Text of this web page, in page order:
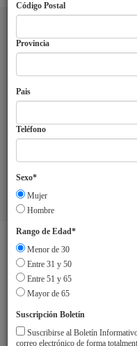
Código Postal
Provincia
Pais
Teléfono
Sexo*
Mujer
Hombre
Rango de Edad*
Menor de 30
Entre 31 y 50
Entre 51 y 65
Mayor de 65
Suscripción Boletín
Suscribirse al Boletín
correo electrónico de forma
Idiomas
Aviso Legal